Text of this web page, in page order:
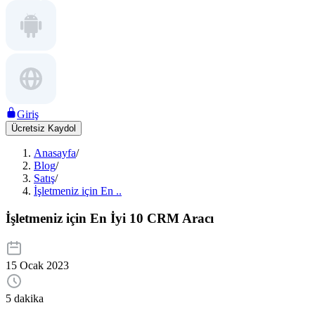
Giriş
Ücretsiz Kaydol
Anasayfa/
Blog/
Satış/
İşletmeniz için En ..
İşletmeniz için En İyi 10 CRM Aracı
15 Ocak 2023
5 dakika